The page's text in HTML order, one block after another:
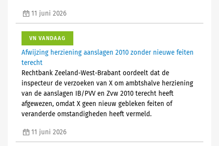
11 juni 2026
VN VANDAAG
Afwijzing herziening aanslagen 2010 zonder nieuwe feiten
terecht
Rechtbank Zeeland-West-Brabant oordeelt dat de
inspecteur de verzoeken van X om ambtshalve herziening
van de aanslagen IB/PVV en Zvw 2010 terecht heeft
afgewezen, omdat X geen nieuw gebleken feiten of
veranderde omstandigheden heeft vermeld.
11 juni 2026